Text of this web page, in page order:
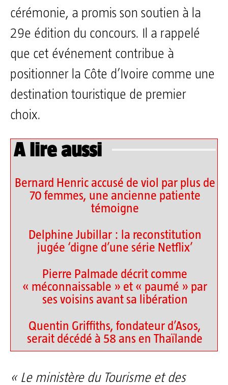
cérémonie, a promis son soutien à la
29e édition du concours. Il a rappelé
que cet événement contribue à
positionner la Côte d’Ivoire comme une
destination touristique de premier
choix.
A lire aussi
Bernard Henric accusé de viol par plus de
70 femmes, une ancienne patiente
témoigne
Delphine Jubillar : la reconstitution
jugée ‘digne d’une série Netflix’
Pierre Palmade décrit comme
« méconnaissable » et « paumé » par
ses voisins avant sa libération
Quentin Griffiths, fondateur d’Asos,
serait décédé à 58 ans en Thaïlande
« Le ministère du Tourisme et des